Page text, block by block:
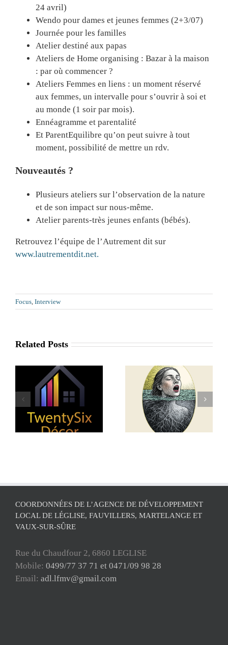
24 avril)
Wendo pour dames et jeunes femmes (2+3/07)
Journée pour les familles
Atelier destiné aux papas
Ateliers de Home organising : Bazar à la maison
: par où commencer ?
Ateliers Femmes en liens : un moment réservé
aux femmes, un intervalle pour s’ouvrir à soi et
au monde (1 soir par mois).
Ennéagramme et parentalité
Et ParentEquilibre qu’on peut suivre à tout
moment, possibilité de mettre un rdv.
Nouveautés ?
Plusieurs ateliers sur l’observation de la nature
et de son impact sur nous-même.
Atelier parents-très jeunes enfants (bébés).
Retrouvez l’équipe de l’Autrement dit sur
www.lautrementdit.net.
Focus Interview
Related Posts
Art de la Psyché
Dazax.io : un
partenaire local
pour sécuriser
vos données !
COORDONNÉES DE L’AGENCE DE DÉVELOPPEMENT
LOCAL DE LÉGLISE, FAUVILLERS, MARTELANGE ET
VAUX-SUR-SÛRE
Rue du Chaudfour 2, 6860 LEGLISE
Mobile: 0499/77 37 71 et 0471/09 98 28
Email: adl.lfmv@gmail.com